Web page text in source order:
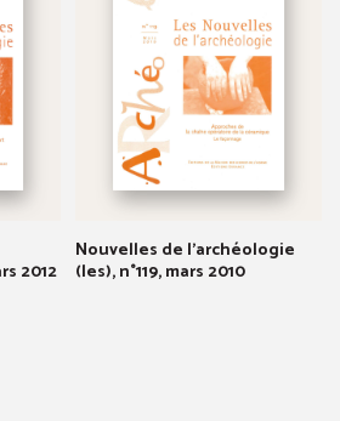
2012
Nouvelles de l'archéologie
(les), n°119, mars 2010